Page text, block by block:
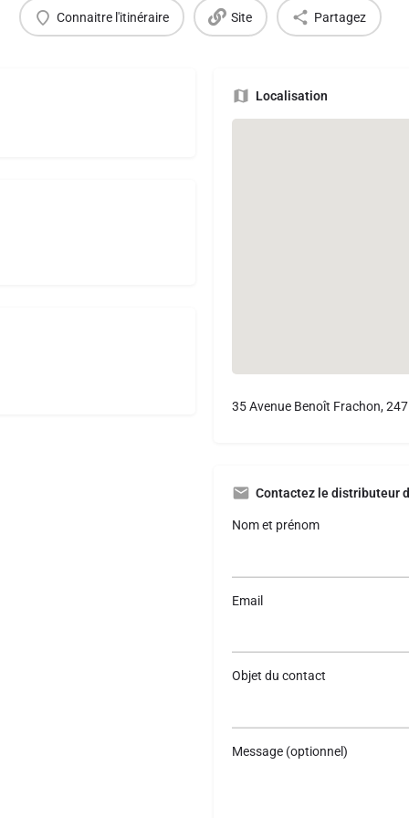
Connaitre l'itinéraire Site Partagez
Localisation
35 Avenue Benoît Frachon,
Contactez le distributeur
Nom et prénom
Email
Objet du contact
Message (optionnel)